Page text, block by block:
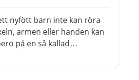
nyfött barn inte kan röra
armen eller handen kan
på en så kallad